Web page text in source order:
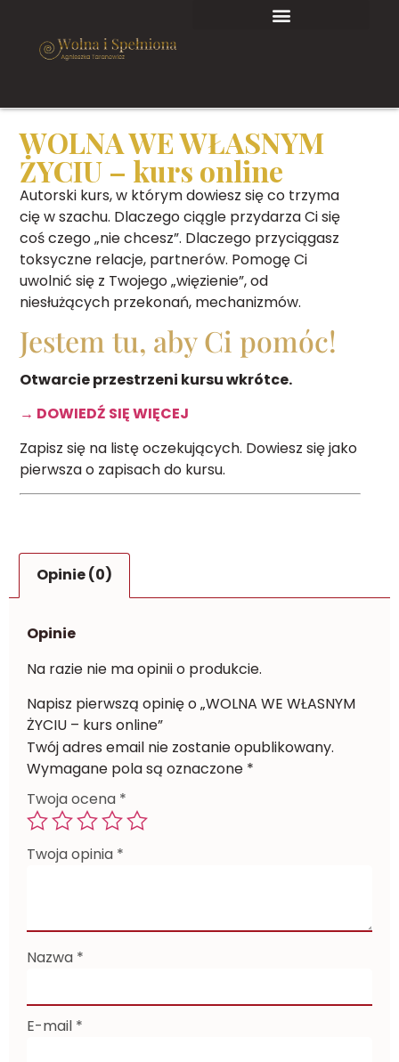
WOLNA WE WŁASNYM
ŻYCIU – kurs online
Autorski kurs, w którym dowiesz się co trzyma
cię w szachu. Dlaczego ciągle przydarza Ci się
coś czego „nie chcesz”. Dlaczego przyciągasz
toksyczne relacje, partnerów. Pomogę Ci
uwolnić się z Twojego „więzienie”, od
niesłużących przekonań, mechanizmów.
Jestem tu, aby Ci pomóc!
Otwarcie przestrzeni kursu wkrótce.
→ DOWIEDŹ SIĘ WIĘCEJ
Zapisz się na listę oczekujących. Dowiesz się jako
pierwsza o zapisach do kursu.
Opinie (0)
Opinie
Na razie nie ma opinii o produkcie.
Napisz pierwszą opinię o „WOLNA WE WŁASNYM
ŻYCIU – kurs online”
Twój adres email nie zostanie opublikowany.
Wymagane pola są oznaczone *
Twoja ocena *
Twoja opinia *
Nazwa *
E-mail *